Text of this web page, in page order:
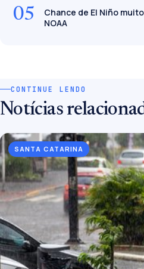
05
Chance de El Niño
NOAA
CONTINUE LENDO
Notícias
SANTA CATARINA